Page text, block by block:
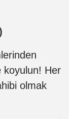
koyulun! Her
olmak